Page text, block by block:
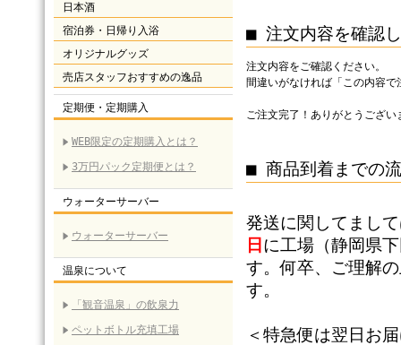
日本酒
宿泊券・日帰り入浴
オリジナルグッズ
売店スタッフおすすめの逸品
定期便・定期購入
WEB限定の定期購入とは？
3万円パック定期便とは？
ウォーターサーバー
ウォーターサーバー
温泉について
「観音温泉」の飲泉力
ペットボトル充填工場
■ 注文内容を確認
注文内容をご確認ください。
間違いがなければ「この内容
ご注文完了！ありがとうござい
■ 商品到着までの
発送に関してまし
日 に工場（静岡県
す。何卒、ご理解
す。
＜特急便は翌日お